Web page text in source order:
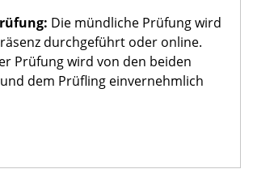
Die mündliche Prüfung wird
durchgeführt oder online.
Prüfung wird von den beiden
dem Prüfling einvernehmlich